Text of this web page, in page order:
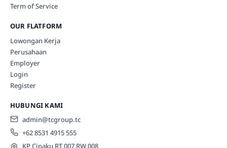
Term of Service
OUR FLATFORM
Lowongan Kerja
Perusahaan
Employer
Login
Register
HUBUNGI KAMI
admin@tcgroup.tc
+62 8531 4915 555
KP Cipaku RT 007 RW 008